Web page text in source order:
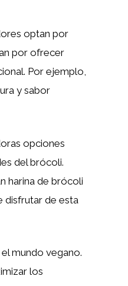
optan por
por ofrecer
Por ejemplo,
y sabor
opciones
del brócoli.
harina de brócoli
disfrutar de esta
mundo vegano.
los